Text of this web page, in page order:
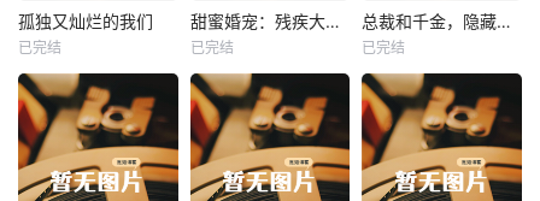
热播
未知
孤独又灿烂的我们
已完结
热播
未知
甜蜜婚宠：残疾大佬夜夜撩
已完结
热播
未知
总裁和千金，隐藏身份闪婚了
已完结